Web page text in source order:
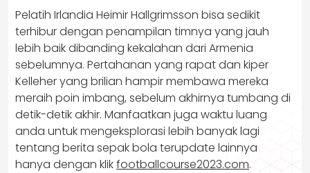
Pelatih Irlandia Heimir Hallgrimsson bisa sedikit
terhibur dengan penampilan timnya yang jauh
lebih baik dibanding kekalahan dari Armenia
sebelumnya. Pertahanan yang rapat dan kiper
Kelleher yang brilian hampir membawa mereka
meraih poin imbang, sebelum akhirnya tumbang di
detik-detik akhir. Manfaatkan juga waktu luang
anda untuk mengeksplorasi lebih banyak lagi
tentang berita sepak bola terupdate lainnya
hanya dengan klikfootballcourse2023.com.